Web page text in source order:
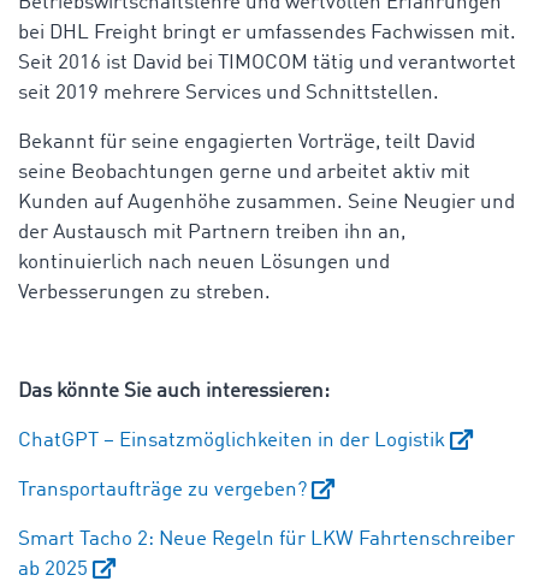
bei DHL Freight bringt er umfassendes Fachwissen mit.
Seit 2016 ist David bei TIMOCOM tätig und verantwortet
seit 2019 mehrere Services und Schnittstellen.
Bekannt für seine engagierten Vorträge, teilt David
seine Beobachtungen gerne und arbeitet aktiv mit
Kunden auf Augenhöhe zusammen. Seine Neugier und
der Austausch mit Partnern treiben ihn an,
kontinuierlich nach neuen Lösungen und
Verbesserungen zu streben.
Das könnte Sie auch interessieren:
ChatGPT – Einsatzmöglichkeiten in der Logistik
Transportaufträge zu vergeben?
Smart Tacho 2: Neue Regeln für LKW Fahrtenschreiber
ab 2025